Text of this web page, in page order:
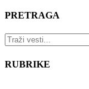
PRETRAGA
RUBRIKE